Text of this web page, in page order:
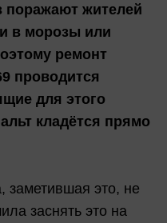
поражают жителей
в морозы или
ремонт
проводится
для этого
кладётся прямо
заметившая это, не
заснять это на